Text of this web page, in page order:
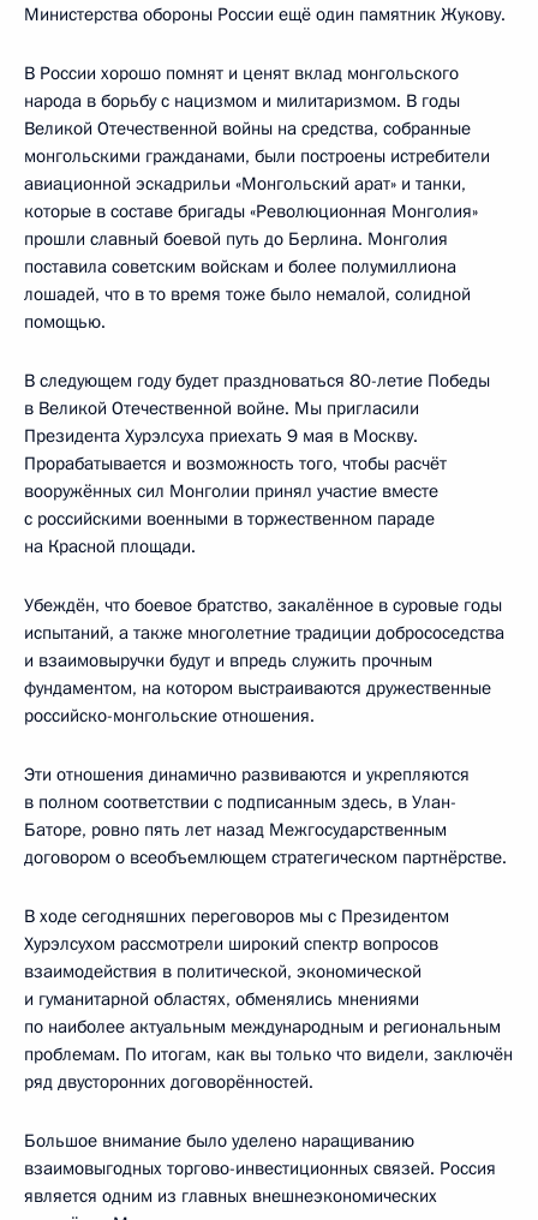
Министерства обороны России ещё один памятник Жукову.
В России хорошо помнят и ценят вклад монгольского
народа в борьбу с нацизмом и милитаризмом. В годы
Великой Отечественной войны на средства, собранные
монгольскими гражданами, были построены истребители
авиационной эскадрильи «Монгольский арат» и танки,
которые в составе бригады «Революционная Монголия»
прошли славный боевой путь до Берлина. Монголия
поставила советским войскам и более полумиллиона
лошадей, что в то время тоже было немалой, солидной
помощью.
В следующем году будет праздноваться 80-летие Победы
в Великой Отечественной войне. Мы пригласили
Президента Хурэлсуха приехать 9 мая в Москву.
Прорабатывается и возможность того, чтобы расчёт
вооружённых сил Монголии принял участие вместе
с российскими военными в торжественном параде
на Красной площади.
Убеждён, что боевое братство, закалённое в суровые годы
испытаний, а также многолетние традиции добрососедства
и взаимовыручки будут и впредь служить прочным
фундаментом, на котором выстраиваются дружественные
российско-монгольские отношения.
Эти отношения динамично развиваются и укрепляются
в полном соответствии с подписанным здесь, в Улан-
Баторе, ровно пять лет назад Межгосударственным
договором о всеобъемлющем стратегическом партнёрстве.
В ходе сегодняшних переговоров мы с Президентом
Хурэлсухом рассмотрели широкий спектр вопросов
взаимодействия в политической, экономической
и гуманитарной областях, обменялись мнениями
по наиболее актуальным международным и региональным
проблемам. По итогам, как вы только что видели, заключён
ряд двусторонних договорённостей.
Большое внимание было уделено наращиванию
взаимовыгодных торгово-инвестиционных связей. Россия
является одним из главных внешнеэкономических